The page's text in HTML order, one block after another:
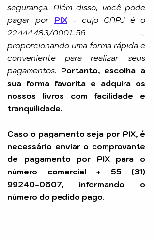
segurança. Além disso, você pode
pagar por PIX - cujo CNPJ é o
22.444.483/0001-56 -,
proporcionando uma forma rápida e
conveniente para realizar seus
pagamentos. Portanto, escolha a
sua forma favorita e adquira os
nossos livros com facilidade e
tranquilidade.
Caso o pagamento seja por PIX, é
necessário enviar o comprovante
de pagamento por PIX para o
número comercial + 55 (31)
99240-0607, informando o
número do pedido pago.